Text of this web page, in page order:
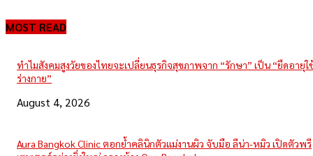
MOST READ
ทำไมสังคมสูงวัยของไทยจะเปลี่ยนธุรกิจสุขภาพจาก “รักษา” เป็น “ยืดอายุใ
ร่างกาย”
August 4, 2026
Aura Bangkok Clinic ตอกย้ำคลินิกตัวแม่งานผิว จับมือ ลีน่า-หมิว เปิดตัวพรี